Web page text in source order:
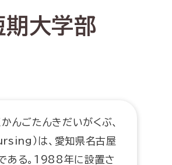
大学部
んごたんきだいがくぶ、
）は、愛知県名古屋
ある。1988年に設置さ